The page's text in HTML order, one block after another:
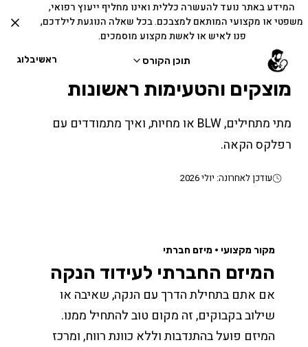
המידע באתר נועד להעשרה כללית ואינו מחליף ייעוץ רפואי,
משפטי או מקצועי המותאם למצבכם. בכל שאלה הנוגעת לילדכם,
פנו לאיש או לאשת מקצוע מוסמכים.
תוכן הקורס ראשיבלוג
מוצקים והטעימות ראשונות
מתי מתחילים, BLW או מחיות, ואיך מתמודדים עם
רפלקס הקאה.
עודכן לאחרונה: יולי 2026
מקור מקצועי · מיזם חברתי
המיזם החברתי לעידוד הנקה
אם אתם בתחילת הדרך עם הנקה, שאיבה או
שילוב בקבוקים, זה מקום טוב להתחיל ממנו.
המיזם פועל בהתנדבות וללא כוונת רווח, ומרכז